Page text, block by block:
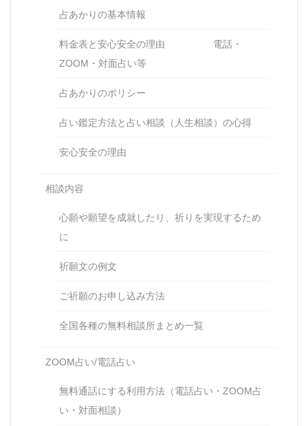
占あかりの基本情報
料金表と安心安全の理由 電話・
ZOOM・対面占い等
占あかりのポリシー
占い鑑定方法と占い相談（人生相談）の心得
安心安全の理由
相談内容
心願や願望を成就したり、祈りを実現するため
に
祈願文の例文
ご祈願のお申し込み方法
全国各種の無料相談所まとめ一覧
ZOOM占い/電話占い
無料通話にする利用方法（電話占い・ZOOM占
い・対面相談）